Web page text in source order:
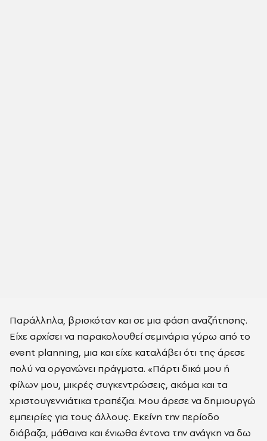
Παράλληλα, βρισκόταν και σε μια φάση αναζήτησης.
Είχε αρχίσει να παρακολουθεί σεμινάρια γύρω από το
event planning, μια και είχε καταλάβει ότι της άρεσε
πολύ να οργανώνει πράγματα. «Πάρτι δικά μου ή
φίλων μου, μικρές συγκεντρώσεις, ακόμα και τα
χριστουγεννιάτικα τραπέζια. Μου άρεσε να δημιουργώ
εμπειρίες για τους άλλους. Εκείνη την περίοδο
διάβαζα, μάθαινα και ένιωθα έντονα την ανάγκη να δω